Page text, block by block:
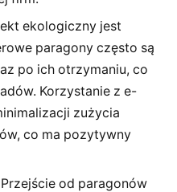
ekologiczny jest
paragony często są
po ich otrzymaniu, co
Korzystanie z e-
zużycia
co ma pozytywny
Przejście od paragonów